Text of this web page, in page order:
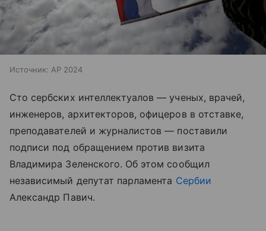
Источник: AP 2024
Сто сербских интеллектуалов — ученых, врачей,
инженеров, архитекторов, офицеров в отставке,
преподавателей и журналистов — поставили
подписи под обращением против визита
Владимира Зеленского. Об этом сообщил
независимый депутат парламента Сербии
Александр Павич.